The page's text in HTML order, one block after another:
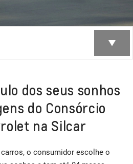
dos seus sonhos
do Consórcio
na Silcar
o consumidor escolhe o